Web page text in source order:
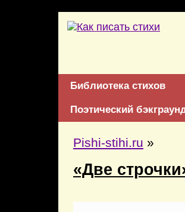
Библиотека стихов
Поэтический
Pishi-stihi.ru »
«Две